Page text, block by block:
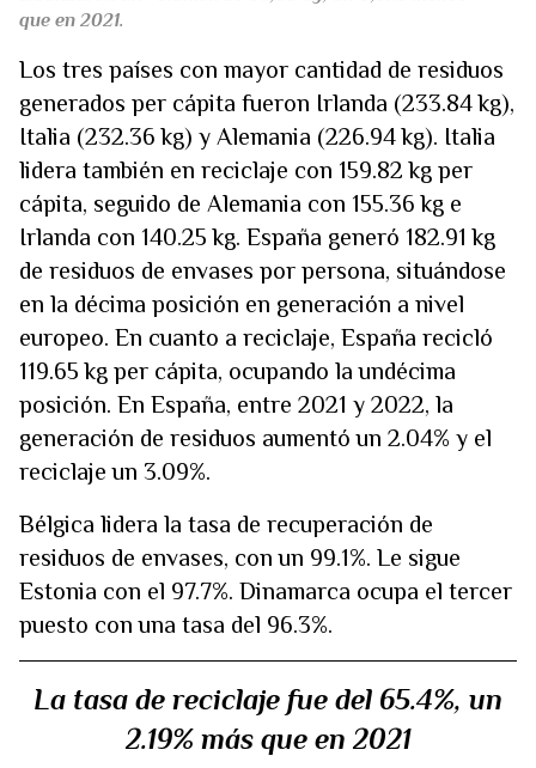
que en 2021.
Los tres países con mayor cantidad de residuos
generados per cápita fueron Irlanda (233.84 kg),
Italia (232.36 kg) y Alemania (226.94 kg). Italia
lidera también en reciclaje con 159.82 kg per
cápita, seguido de Alemania con 155.36 kg e
Irlanda con 140.25 kg. España generó 182.91 kg
de residuos de envases por persona, situándose
en la décima posición en generación a nivel
europeo. En cuanto a reciclaje, España recicló
119.65 kg per cápita, ocupando la undécima
posición. En España, entre 2021 y 2022, la
generación de residuos aumentó un 2.04% y el
reciclaje un 3.09%.
Bélgica lidera la tasa de recuperación de
residuos de envases, con un 99.1%. Le sigue
Estonia con el 97.7%. Dinamarca ocupa el tercer
puesto con una tasa del 96.3%.
La tasa de reciclaje fue del 65.4%, un
2.19% más que en 2021